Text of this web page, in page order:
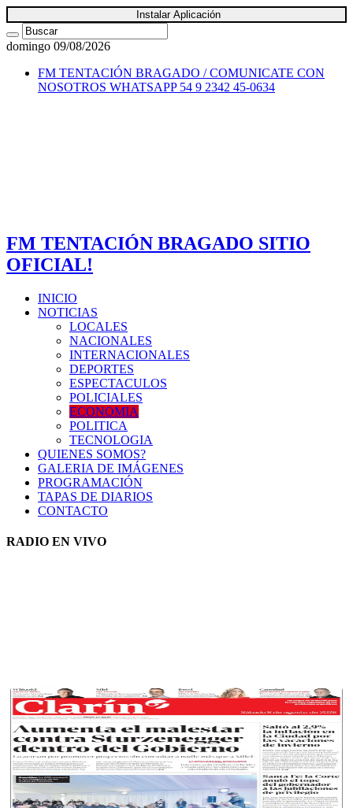
Instalar Aplicación
domingo 09/08/2026
FM TENTACIÓN BRAGADO / COMUNICATE CON
NOSOTROS WHATSAPP 54 9 2342 45-0634
FM TENTACIÓN BRAGADO SITIO
OFICIAL!
INICIO
NOTICIAS
LOCALES
NACIONALES
INTERNACIONALES
DEPORTES
ESPECTACULOS
POLICIALES
ECONOMIA
POLITICA
TECNOLOGIA
QUIENES SOMOS?
GALERIA DE IMÁGENES
PROGRAMACIÓN
TAPAS DE DIARIOS
CONTACTO
RADIO EN VIVO